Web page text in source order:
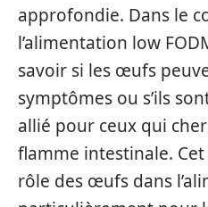
approfondie. Dans le
l’alimentation low
savoir si les œufs
symptômes ou s’ils
allié pour ceux qui
flamme intestinale.
rôle des œufs dans